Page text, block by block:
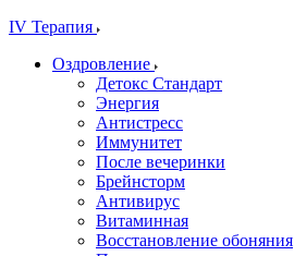
IV Терапия
Оздровление
Детокс Стандарт
Энергия
Антистресс
Иммунитет
После вечеринки
Брейнсторм
Антивирус
Витаминная
Восстановление обоняния